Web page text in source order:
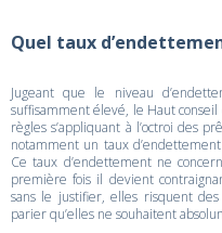
Quel taux
Jugeant que le niveau
suffisamment élevé, le Haut
règles s’appliquant à l’octroi des
notamment un taux
Ce taux d’endettement ne
première fois il devient
sans le justifier, elles risquent
parier qu’elles ne souhaitent